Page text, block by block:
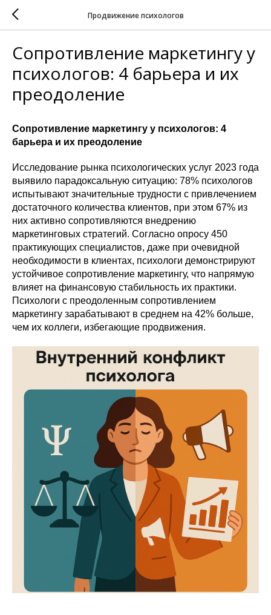
Продвижение психологов
Сопротивление маркетингу у
психологов: 4 барьера и их
преодоление
Сопротивление маркетингу у психологов: 4
барьера и их преодоление
Исследование рынка психологических услуг 2023 года
выявило парадоксальную ситуацию: 78% психологов
испытывают значительные трудности с привлечением
достаточного количества клиентов, при этом 67% из
них активно сопротивляются внедрению
маркетинговых стратегий. Согласно опросу 450
практикующих специалистов, даже при очевидной
необходимости в клиентах, психологи демонстрируют
устойчивое сопротивление маркетингу, что напрямую
влияет на финансовую стабильность их практики.
Психологи с преодоленным сопротивлением
маркетингу зарабатывают в среднем на 42% больше,
чем их коллеги, избегающие продвижения.